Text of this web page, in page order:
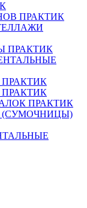
ПРАКТИК
ПРАКТИК
ПРАКТИК